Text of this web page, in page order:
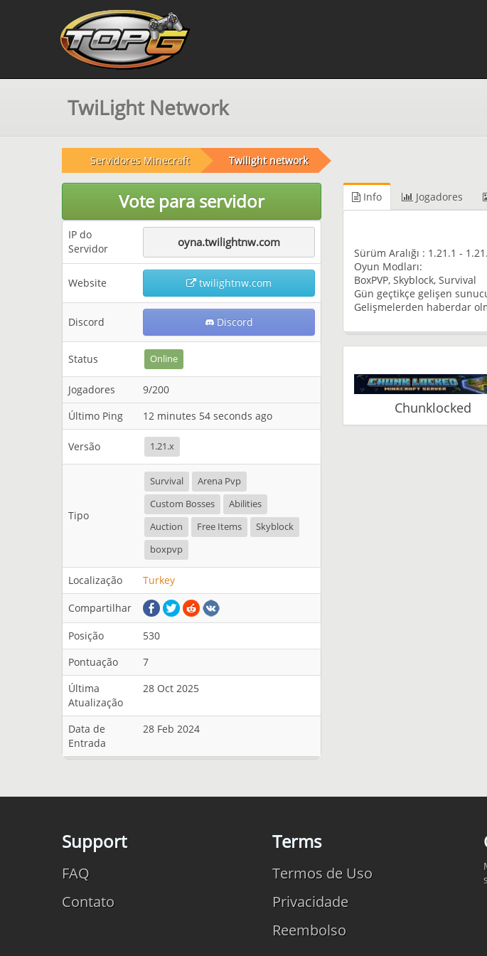
TwiLight Network
Servidores Minecraft Twilight network
Vote para servidor
IP do
Servidor
oyna.twilightnw.com
Website twilightnw.com
Discord Discord
Status Online
Jogadores
9/200
Último Ping
12 minutes 54 seconds ago
Versão 1.21.x
Tipo
Survival
Arena Pvp
Custom Bosses
Abilities
Auction
Free Items
Skyblock
boxpvp
Localização Turkey
Compartilhar
Posição
530
Pontuação
7
Última
Atualização
28 Oct 2025
Data de
Entrada
28 Feb 2024
Info Jogadores
Sürüm Aralığı : 1.21.1 -
Oyun Modları:
BoxPVP, Skyblock, Survival
Gün geçtikçe gelişen
Gelişmelerden haberdar
Chunklocked
Support
FAQ
Contato
Terms
Termos de Uso
Privacidade
Reembolso